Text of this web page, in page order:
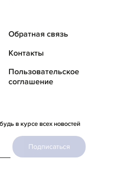
Обратная связь
Контакты
Пользовательское
соглашение
в курсе всех новостей
Подписаться